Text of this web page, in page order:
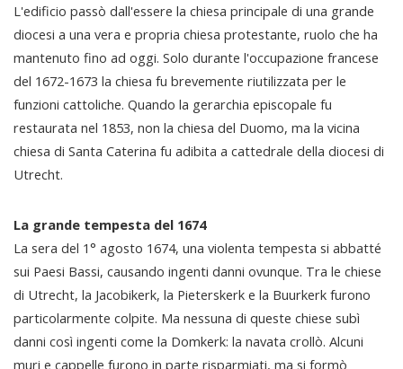
L'edificio passò dall'essere la chiesa principale di una grande
diocesi a una vera e propria chiesa protestante, ruolo che ha
mantenuto fino ad oggi. Solo durante l'occupazione francese
del 1672-1673 la chiesa fu brevemente riutilizzata per le
funzioni cattoliche. Quando la gerarchia episcopale fu
restaurata nel 1853, non la chiesa del Duomo, ma la vicina
chiesa di Santa Caterina fu adibita a cattedrale della diocesi di
Utrecht.
La grande tempesta del 1674
La sera del 1° agosto 1674, una violenta tempesta si abbatté
sui Paesi Bassi, causando ingenti danni ovunque. Tra le chiese
di Utrecht, la Jacobikerk, la Pieterskerk e la Buurkerk furono
particolarmente colpite. Ma nessuna di queste chiese subì
danni così ingenti come la Domkerk: la navata crollò. Alcuni
muri e cappelle furono in parte risparmiati, ma si formò